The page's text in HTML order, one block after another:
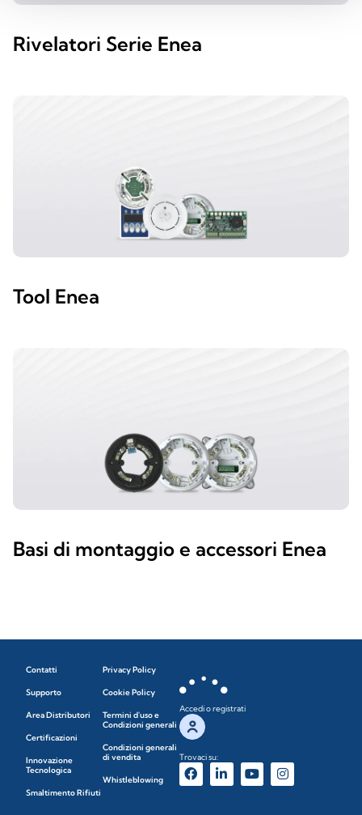
Rivelatori Serie Enea
Tool Enea
Basi di montaggio e accessori Enea
Contatti
Supporto
Area Distributori
Certificazioni
Innovazione
Tecnologica
Smaltimento Rifiuti
Privacy Policy
Cookie Policy
Termini d'uso e
Condizioni generali
Condizioni generali
di vendita
Whistleblowing
Accedi o registrati
Trovaci su: